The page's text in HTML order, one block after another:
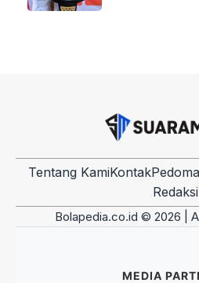
Tentang KamiKontak
Redaksi
Bolapedia.co.id © 2026 |
MEDIA